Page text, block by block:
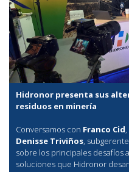
Hidronor presenta sus
residuos en minería
Conversamos con Franco Cid
Denisse Triviños,
sobre los principales desafíos
soluciones que Hidronor